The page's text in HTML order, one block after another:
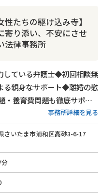
性たちの駆け込み寺】
寄り添い、不安にさせ
法律事務所
している弁護士◆初回相談無
る親身なサポート◆離婚の慰
養育費問題も徹底サポー
事務所詳細を見る
さいたま市浦和区高砂3-6-17